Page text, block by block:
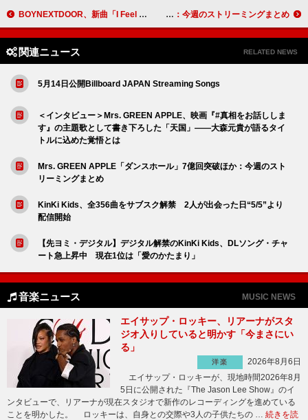
BOYNEXTDOOR、新曲「I Feel Good」MVでロックスターのような一面を披露 Mrs. GREEN APPLE「ロマンチシズム」「familie」キリバン突破：今週のストリーミングまとめ
関連ニュース RELATED NEWS
5月14日公開Billboard JAPAN Streaming Songs
＜インタビュー＞Mrs. GREEN APPLE、映画『#真相をお話ししま
す』の主題歌として書き下ろした「天国」――大森元貴が語るタイ
トルに込めた覚悟とは
Mrs. GREEN APPLE「ダンスホール」7億回突破ほか：今週のスト
リーミングまとめ
KinKi Kids、全356曲をサブスク解禁 2人が出会った日“5/5”より
配信開始
【先ヨミ・デジタル】デジタル解禁のKinKi Kids、DLソング・チャ
ート急上昇中 現在1位は「愛のかたまり」
音楽ニュース MUSIC NEWS
エイサップ・ロッキー、リアーナがスタ
ジオ入りしていると明かす「今まさにい
る」
洋楽
2026年8月6日
エイサップ・ロッキーが、現地時間2026年8月
5日に公開された『The Jason Lee Show』のイ
ンタビューで、リアーナが現在スタジオで新作のレコーディングを進めている
ことを明かした。 ロッキーは、自身との交際や3人の子供たちの … 続きを読